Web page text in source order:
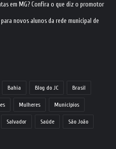
em MG? Confira o que diz o promotor
novos alunos da rede municipal de
Bahia Blog do JC Brasil
Mulheres Municípios
Salvador Saúde São João